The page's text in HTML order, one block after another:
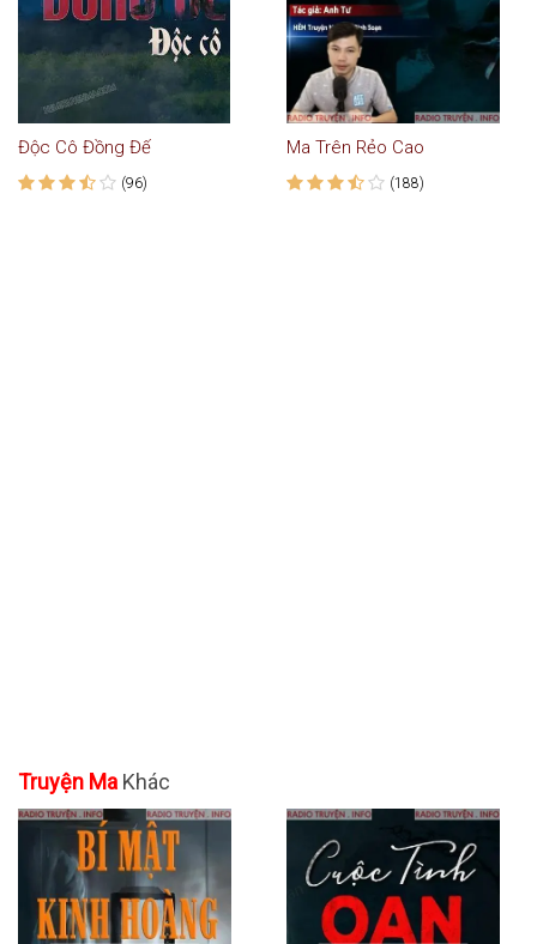
Độc Cô Đồng Đế
(96)
Ma Trên Rẻo Cao
(188)
Truyện Ma Khác